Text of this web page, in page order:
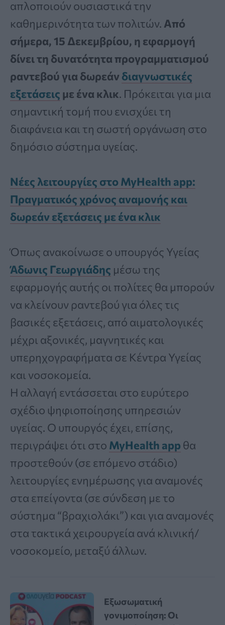
απλοποιούν ουσιαστικά την
καθημερινότητα των πολιτών. Από
σήμερα, 15 Δεκεμβρίου, η εφαρμογή
δίνει τη δυνατότητα προγραμματισμού
ραντεβού για δωρεάν διαγνωστικές
εξετάσεις με ένα κλικ. Πρόκειται για μια
σημαντική τομή που ενισχύει τη
διαφάνεια και τη σωστή οργάνωση στο
δημόσιο σύστημα υγείας.
Νέες λειτουργίες στο MyHealth app:
Πραγματικός χρόνος αναμονής και
δωρεάν εξετάσεις με ένα κλικ
Όπως ανακοίνωσε ο υπουργός Υγείας
Άδωνις Γεωργιάδης μέσω της
εφαρμογής αυτής οι πολίτες θα μπορούν
να κλείνουν ραντεβού για όλες τις
βασικές εξετάσεις, από αιματολογικές
μέχρι αξονικές, μαγνητικές και
υπερηχογραφήματα σε Κέντρα Υγείας
και νοσοκομεία.
Η αλλαγή εντάσσεται στο ευρύτερο
σχέδιο ψηφιοποίησης υπηρεσιών
υγείας. Ο υπουργός έχει, επίσης,
περιγράψει ότι στο MyHealth app θα
προστεθούν (σε επόμενο στάδιο)
λειτουργίες ενημέρωσης για αναμονές
στα επείγοντα (σε σύνδεση με το
σύστημα “βραχιολάκι”) και για αναμονές
στα τακτικά χειρουργεία ανά κλινική/
νοσοκομείο, μεταξύ άλλων.
Εξωσωματική
γονιμοποίηση: Οι